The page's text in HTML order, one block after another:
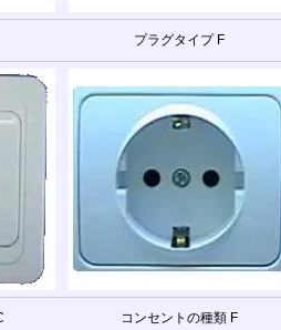
プラグタイプ F
コンセントの種類 F